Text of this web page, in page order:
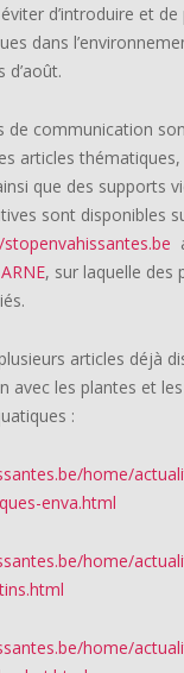
d’introduire et
dans
d’août.
de communication
articles
que des supports
sont disponibles
, sur laquelle des
articles déjà
avec les plantes et
:
home/
enva.html
home/
home/